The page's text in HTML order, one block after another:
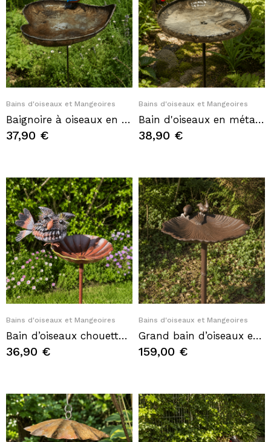
Quick View
Bains d'oiseaux et Mangeoires
Baignoire à oiseaux en métal recyclé en forme de cœur avec martin-pêcheur – H 103 x L 31 cm
37,90 €
Quick View
Bains d'oiseaux et Mangeoires
Bain d'oiseaux en métal recyclé avec 3 rouges-gorges – H 90 x L 39 cm
38,90 €
Quick View
Bains d'oiseaux et Mangeoires
Bain d’oiseaux chouette sur pic en métal – Mangeoire de jardin H 123 cm
36,90 €
Quick View
Bains d'oiseaux et Mangeoires
Grand bain d’oiseaux en fonte feuille de ginkgo H81 x Ø48 cm avec deux oiseaux
159,00 €